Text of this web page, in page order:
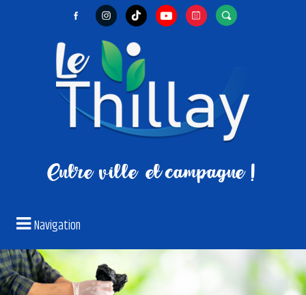
Entre ville et campagne !
Navigation